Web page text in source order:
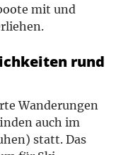
mit und
rund
Wanderungen
auch im
statt. Das